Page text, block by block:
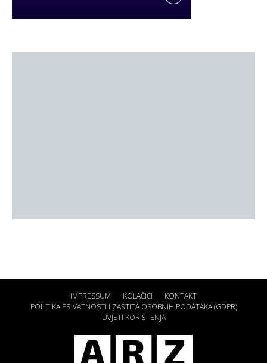
IMPRESSUM KOLAČIĆI
KONTAKT
POLITIKA PRIVATNOSTI I ZAŠTITA OSOBNIH PODATAKA (GDPR)
UVJETI KORIŠTENJA